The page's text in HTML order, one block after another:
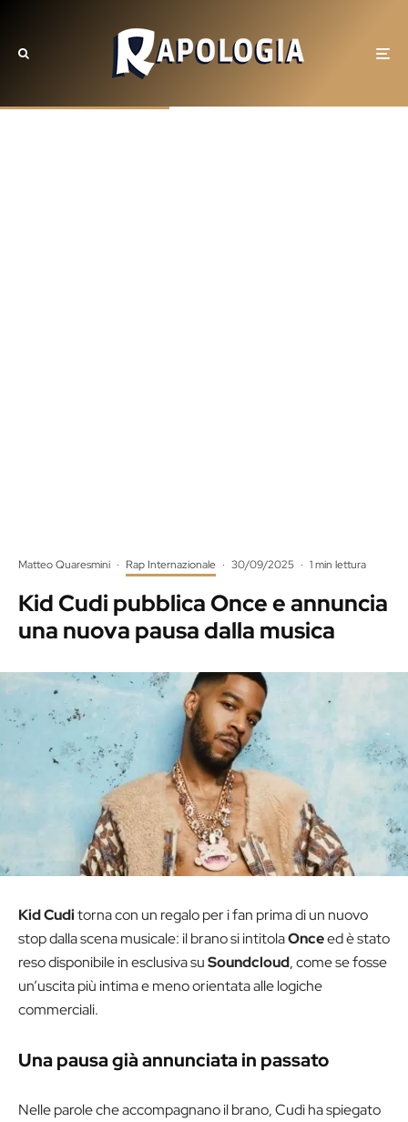
Matteo Quaresmini · Rap Internazionale · 30/09/2025 · 1 min lettura
Kid Cudi pubblica Once e annuncia
una nuova pausa dalla musica
Kid Cuditorna con un regalo per i fan prima di un nuovo
stop dalla scena musicale: il brano si intitolaOnceed è stato
reso disponibile in esclusiva suSoundcloud, come se fosse
un’uscita più intima e meno orientata alle logiche
commerciali.
Una pausa già annunciata in passato
Nelle parole che accompagnano il brano, Cudi ha spiegato